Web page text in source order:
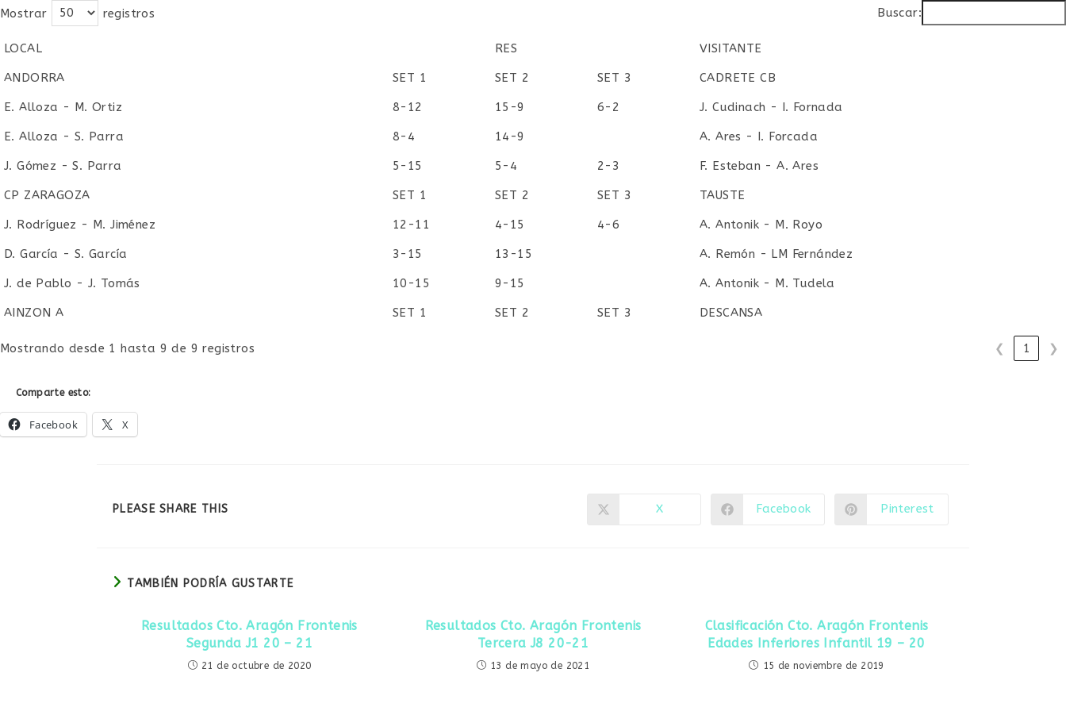
Mostrar registros Buscar:
LOCAL RES
VISITANTE
LOCAL
RES VISITANTE
ANDORRA SET 1 SET 2 SET 3 CADRETE CB
E. Alloza - M. Ortiz 8-12 15-9 6-2 J. Cudinach - I. Fornada
E. Alloza - S. Parra 8-4 14-9 A. Ares - I. Forcada
J. Gómez - S. Parra 5-15 5-4 2-3 F. Esteban - A. Ares
CP ZARAGOZA SET 1 SET 2 SET 3 TAUSTE
J. Rodríguez - M. Jiménez 12-11 4-15 4-6 A. Antonik - M. Royo
D. García - S. García 3-15 13-15 A. Remón - LM Fernández
J. de Pablo - J. Tomás 10-15 9-15 A. Antonik - M. Tudela
AINZON A SET 1 SET 2 SET 3 DESCANSA
Mostrando desde 1 hasta 9 de 9 registros ❮ 1 ❯
Comparte esto:
Facebook X
PLEASE SHARE THIS
SeX
Se
Facebook
Se
Pinterest
TAMBIÉN PODRÍA GUSTARTE
Resultados Cto. Aragón Frontenis
Segunda J1 20 – 21
21 de octubre de 2020
Resultados Cto. Aragón Frontenis
Tercera J8 20-21
13 de mayo de 2021
Clasificación Cto. Aragón Frontenis
Edades Inferiores Infantil 19 – 20
15 de noviembre de 2019